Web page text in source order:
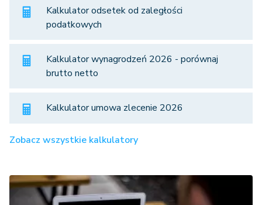
Kalkulator odsetek od zaległości
podatkowych
Kalkulator wynagrodzeń 2026 - porównaj
brutto netto
Kalkulator umowa zlecenie 2026
Zobacz wszystkie kalkulatory